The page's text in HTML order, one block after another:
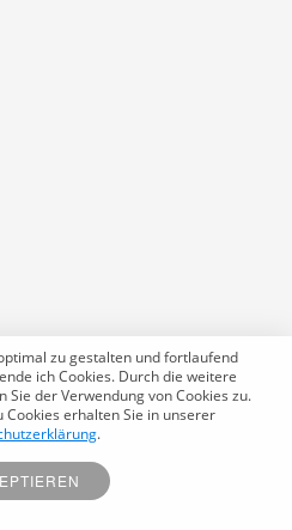
zu gestalten und fortlaufend
ich Cookies. Durch die weitere
der Verwendung von Cookies zu.
erhalten Sie in unserer
.